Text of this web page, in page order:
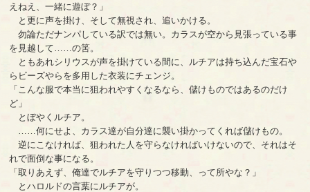
えねえ、一緒に遊ぼ？」
と更に声を掛け、そして無視され、追いかける。
勿論ただナンパしている訳では無い。カラスが空から見張っている事
を見越して……の筈。
ともあれシリウスが声を掛けている間に、ルチアは持ち込んだ宝石や
らビーズやらを多用した衣装にチェンジ。
「こんな服で本当に狙われやすくなるなら、儲けものではあるのだけ
ど」
とぼやくルチア。
……何にせよ、カラス達が自分達に襲い掛かってくれば儲けもの。
逆にこなければ、狙われた人を守らなければいけないので、それはそ
れで面倒な事になる。
「取りあえず、俺達でルチアを守りつつ移動、って所やな？」
とハロルドの言葉にルチアが。